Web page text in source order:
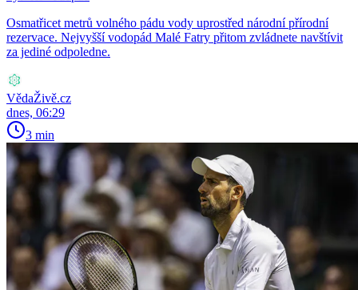
Osmatřicet metrů volného pádu vody uprostřed národní přírodní
rezervace. Nejvyšší vodopád Malé Fatry přitom zvládnete navštívit
za jediné odpoledne.
VědaŽivě.cz
dnes, 06:29
3 min